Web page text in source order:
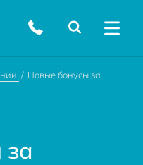
Новые бонусы за